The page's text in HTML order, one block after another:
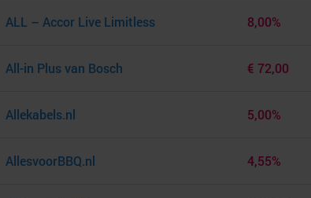
ALL – Accor Live Limitless 8,00%
All-in Plus van Bosch € 72,00
Allekabels.nl 5,00%
AllesvoorBBQ.nl 4,55%